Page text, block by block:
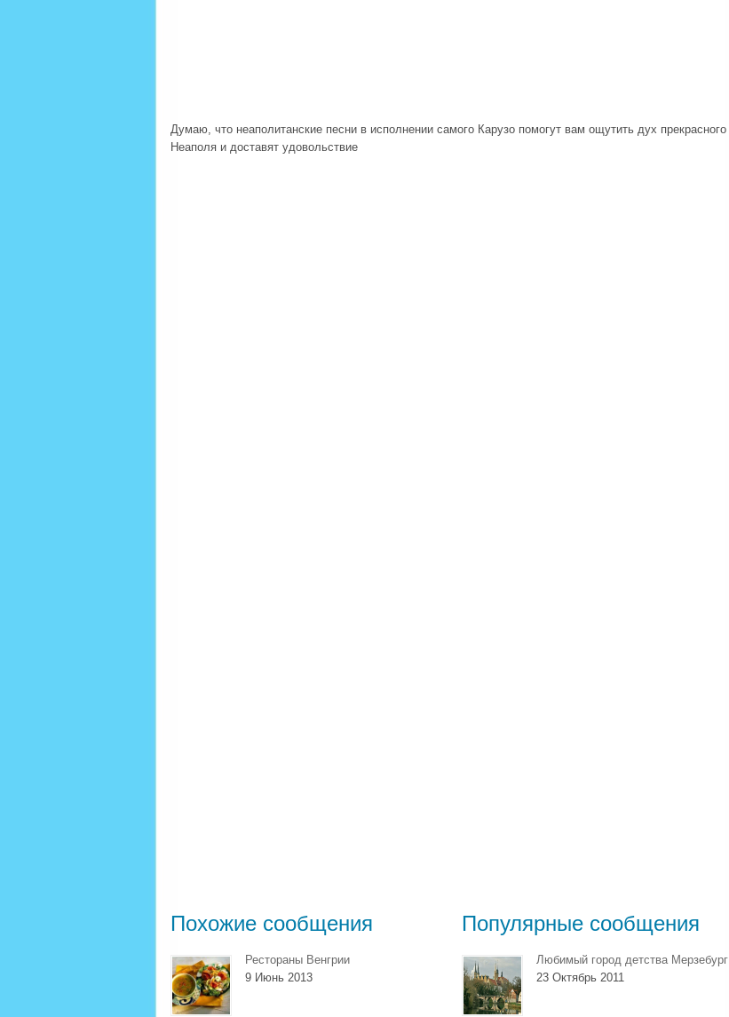
Думаю, что неаполитанские песни в исполнении самого Карузо помогут вам ощутить дух прекрасного
Неаполя и доставят удовольствие
Похожие сообщения
Рестораны Венгрии
9 Июнь 2013
Популярные сообщения
Любимый город детства Мерзебург
23 Октябрь 2011